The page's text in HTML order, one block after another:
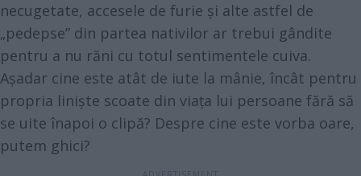
necugetate, accesele de furie și alte astfel de
„pedepse” din partea nativilor ar trebui gândite
pentru a nu răni cu totul sentimentele cuiva.
Așadar cine este atât de iute la mânie, încât pentru
propria liniște scoate din viața lui persoane fără să
se uite înapoi o clipă? Despre cine este vorba oare,
putem ghici?